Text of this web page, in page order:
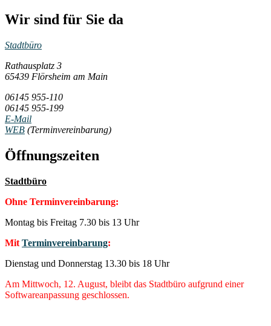
Wir sind für Sie da
Stadtbüro
Rathausplatz 3
65439 Flörsheim am Main
06145 955-110
06145 955-199
E-Mail
WEB (Terminvereinbarung)
Öffnungszeiten
Stadtbüro
Ohne Terminvereinbarung:
Montag bis Freitag 7.30 bis 13 Uhr
Mit Terminvereinbarung:
Dienstag und Donnerstag 13.30 bis 18 Uhr
Am Mittwoch, 12. August, bleibt das Stadtbüro aufgrund einer
Softwareanpassung geschlossen.